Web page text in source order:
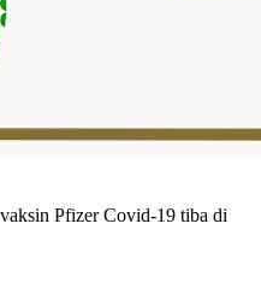
Pfizer Covid-19 tiba di